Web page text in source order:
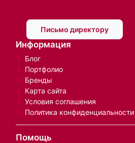
Письмо директору
Информация
Блог
Портфолио
Бренды
Карта сайта
Условия соглашения
Политика конфиденциальности
Помощь